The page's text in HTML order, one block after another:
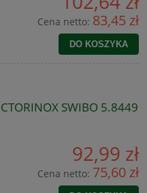
Cena netto: 83,45 zł
DO KOSZYKA
SWIBO 5.8449
92,99 zł
Cena netto: 75,60 zł